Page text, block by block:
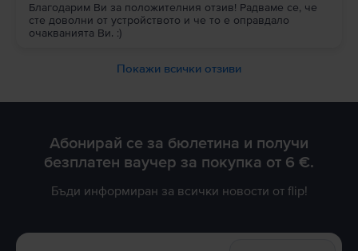
Благодарим Ви за положителния отзив! Радваме се, че
сте доволни от устройството и че то е оправдало
очакванията Ви. :)
Покажи всички отзиви
Абонирай се за бюлетина и получи
безплатен ваучер за покупка от 6 €.
Бъди информиран за всички новости от flip!